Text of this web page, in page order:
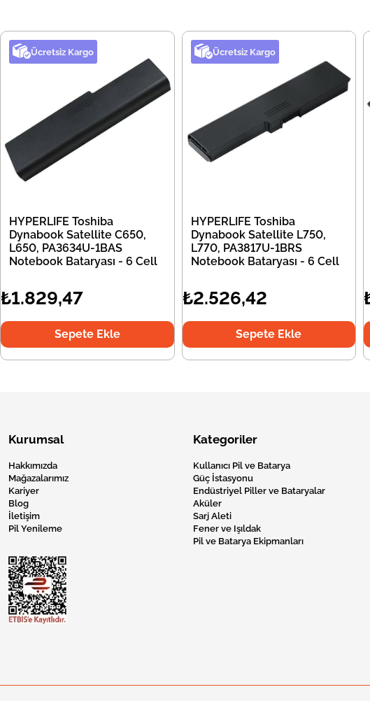
Ücretsiz Kargo
HYPERLIFE Toshiba
Dynabook Satellite C650,
L650, PA3634U-1BAS
Notebook Bataryası - 6 Cell
₺1.829,47
Sepete Ekle
Ücretsiz Kargo
HYPERLIFE Toshiba
Dynabook Satellite L750,
L770, PA3817U-1BRS
Notebook Bataryası - 6 Cell
₺2.526,42
Sepete Ekle
Kurumsal
Hakkımızda
Mağazalarımız
Kariyer
Blog
İletişim
Pil Yenileme
Kategoriler
Kullanıcı Pil ve Batarya
Güç İstasyonu
Endüstriyel Piller ve Bataryalar
Aküler
Sarj Aleti
Fener ve Işıldak
Pil ve Batarya Ekipmanları